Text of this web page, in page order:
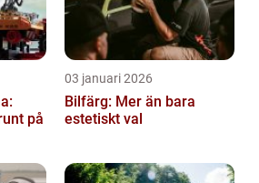
på
03 januari 2026
Bilfärg: Mer än bara
estetiskt val